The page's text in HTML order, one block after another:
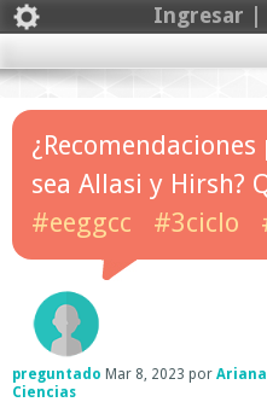
Ingresar |
sea Allasi y Hirsh?
#eeggcc
#3ciclo
preguntado Mar 8, 2023 por Ariana
Ciencias